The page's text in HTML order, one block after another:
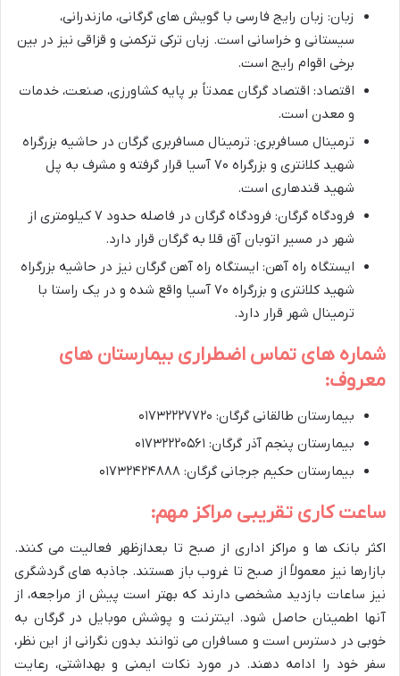
زبان: زبان رایج فارسی با گویش های گرگانی، مازندرانی،
سیستانی و خراسانی است. زبان ترکی ترکمنی و قزاقی نیز در بین
برخی اقوام رایج است.
اقتصاد: اقتصاد گرگان عمدتاً بر پایه کشاورزی، صنعت، خدمات
و معدن است.
ترمینال مسافربری: ترمینال مسافربری گرگان در حاشیه بزرگراه
شهید کلانتری و بزرگراه ۷۰ آسیا قرار گرفته و مشرف به پل
شهید قندهاری است.
فرودگاه گرگان: فرودگاه گرگان در فاصله حدود ۷ کیلومتری از
شهر در مسیر اتوبان آق قلا به گرگان قرار دارد.
ایستگاه راه آهن: ایستگاه راه آهن گرگان نیز در حاشیه بزرگراه
شهید کلانتری و بزرگراه ۷۰ آسیا واقع شده و در یک راستا با
ترمینال شهر قرار دارد.
شماره های تماس اضطراری بیمارستان های
معروف:
بیمارستان طالقانی گرگان: ۰۱۷۳۲۲۲۷۷۲۰
بیمارستان پنجم آذر گرگان: ۰۱۷۳۲۲۲۰۵۶۱
بیمارستان حکیم جرجانی گرگان: ۰۱۷۳۲۴۲۴۸۸۸
ساعت کاری تقریبی مراکز مهم:
اکثر بانک ها و مراکز اداری از صبح تا بعدازظهر فعالیت می کنند.
بازارها نیز معمولاً از صبح تا غروب باز هستند. جاذبه های گردشگری
نیز ساعات بازدید مشخصی دارند که بهتر است پیش از مراجعه، از
آنها اطمینان حاصل شود. اینترنت و پوشش موبایل در گرگان به
خوبی در دسترس است و مسافران می توانند بدون نگرانی از این نظر،
سفر خود را ادامه دهند. در مورد نکات ایمنی و بهداشتی، رعایت